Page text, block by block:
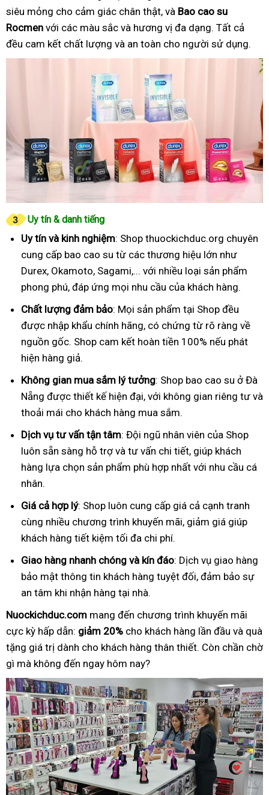
siêu mỏng cho cảm giác chân thật, và Bao cao su
Rocmen với các màu sắc và hương vị đa dạng. Tất cả
đều cam kết chất lượng và an toàn cho người sử dụng.
Uy tín & danh tiếng
Uy tín và kinh nghiệm: Shop thuockichduc.org chuyên
cung cấp bao cao su từ các thương hiệu lớn như
Durex, Okamoto, Sagami,... với nhiều loại sản phẩm
phong phú, đáp ứng mọi nhu cầu của khách hàng.
Chất lượng đảm bảo: Mọi sản phẩm tại Shop đều
được nhập khẩu chính hãng, có chứng từ rõ ràng về
nguồn gốc. Shop cam kết hoàn tiền 100% nếu phát
hiện hàng giả.
Không gian mua sắm lý tưởng: Shop bao cao su ở Đà
Nẵng được thiết kế hiện đại, với không gian riêng tư và
thoải mái cho khách hàng mua sắm.
Dịch vụ tư vấn tận tâm: Đội ngũ nhân viên của Shop
luôn sẵn sàng hỗ trợ và tư vấn chi tiết, giúp khách
hàng lựa chọn sản phẩm phù hợp nhất với nhu cầu cá
nhân.
Giá cả hợp lý: Shop luôn cung cấp giá cả cạnh tranh
cùng nhiều chương trình khuyến mãi, giảm giá giúp
khách hàng tiết kiệm tối đa chi phí.
Giao hàng nhanh chóng và kín đáo: Dịch vụ giao hàng
bảo mật thông tin khách hàng tuyệt đối, đảm bảo sự
an tâm khi nhận hàng tại nhà.
Nuockichduc.com mang đến chương trình khuyến mãi
cực kỳ hấp dẫn: giảm 20% cho khách hàng lần đầu và quà
tặng giá trị dành cho khách hàng thân thiết. Còn chần chờ
gì mà không đến ngay hôm nay?